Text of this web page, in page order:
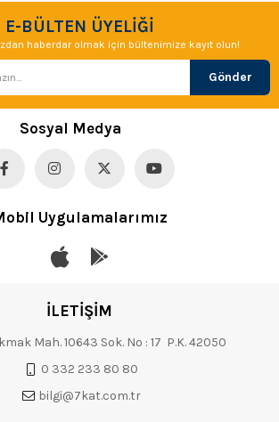
E-BÜLTEN ÜYELİĞİ
haberdar olmak için bültenimize kayıt olun!
Gönder
Sosyal Medya
Uygulamalarımız
İLETİŞİM
Mah. 10643 Sok. No : 17 P.K. 42050
0 332 233 80 80
bilgi@7kat.com.tr